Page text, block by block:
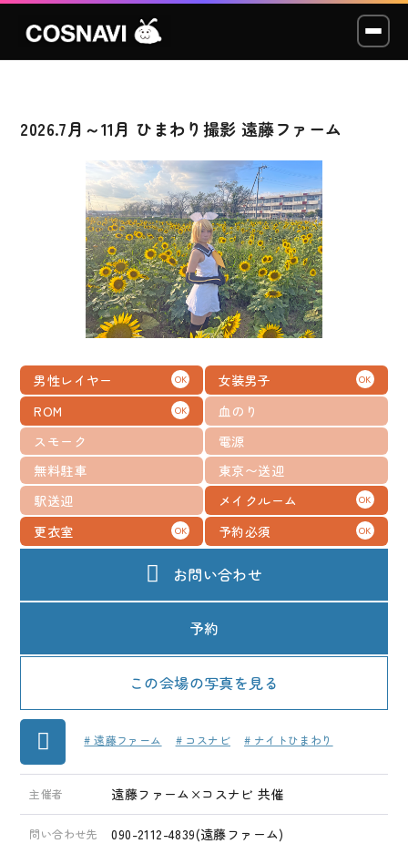
コスプレイベント
モデル撮影会
ショッカー
スタジオ
LABO
メディア
お知らせ
2026.7月～11月 ひまわり撮影 遠藤ファーム
男性レイヤー OK 女装男子 OK
ROM OK
血のり
スモーク
電源
無料駐車
東京〜送迎
駅送迎
メイクルーム OK
更衣室 OK 予約必須 OK
お問い合わせ
予約
この会場の写真を見る
# 遠藤ファーム # コスナビ # ナイトひまわり
主催者 遠藤ファーム×コスナビ 共催
問い合わせ先 090-2112-4839(遠藤ファーム)